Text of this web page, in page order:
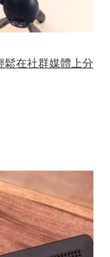
在社群媒體上分